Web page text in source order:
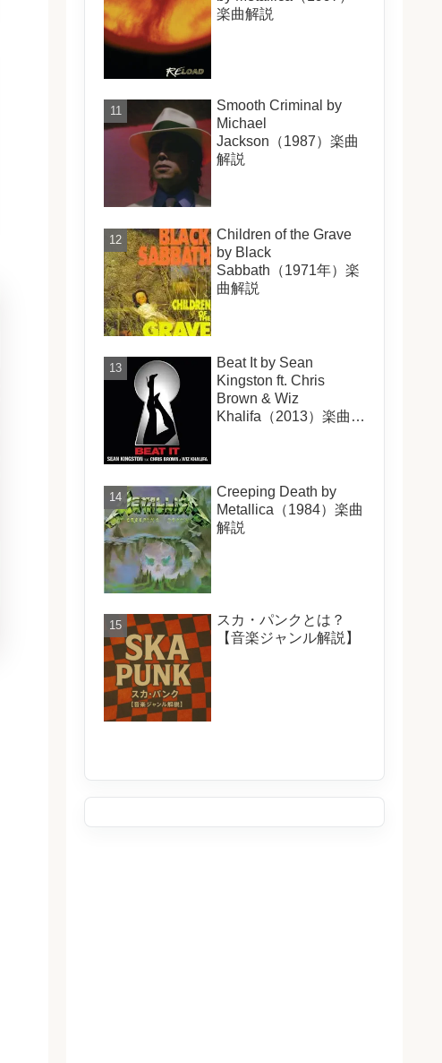
楽曲解説
Smooth Criminal by
Michael
Jackson（1987）楽曲
解説
Children of the Grave
by Black
Sabbath（1971年）楽
曲解説
Beat It by Sean
Kingston ft. Chris
Brown & Wiz
Khalifa（2013）楽曲解
Creeping Death by
Metallica（1984）楽曲
解説
スカ・パンクとは？
【音楽ジャンル解説】